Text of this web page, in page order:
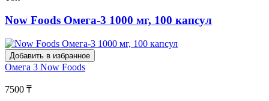
Now Foods Омега-3 1000 мг, 100 капсул
Добавить в избранное
Омега 3 Now Foods
7500 ₸